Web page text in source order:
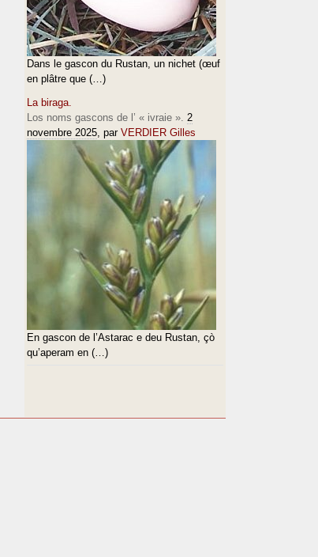
Dans le gascon du Rustan, un nichet (œuf
en plâtre que (…)
La biraga.
Los noms gascons de l’ « ivraie ». 2
novembre 2025, par VERDIER Gilles
En gascon de l’Astarac e deu Rustan, çò
qu’aperam en (…)